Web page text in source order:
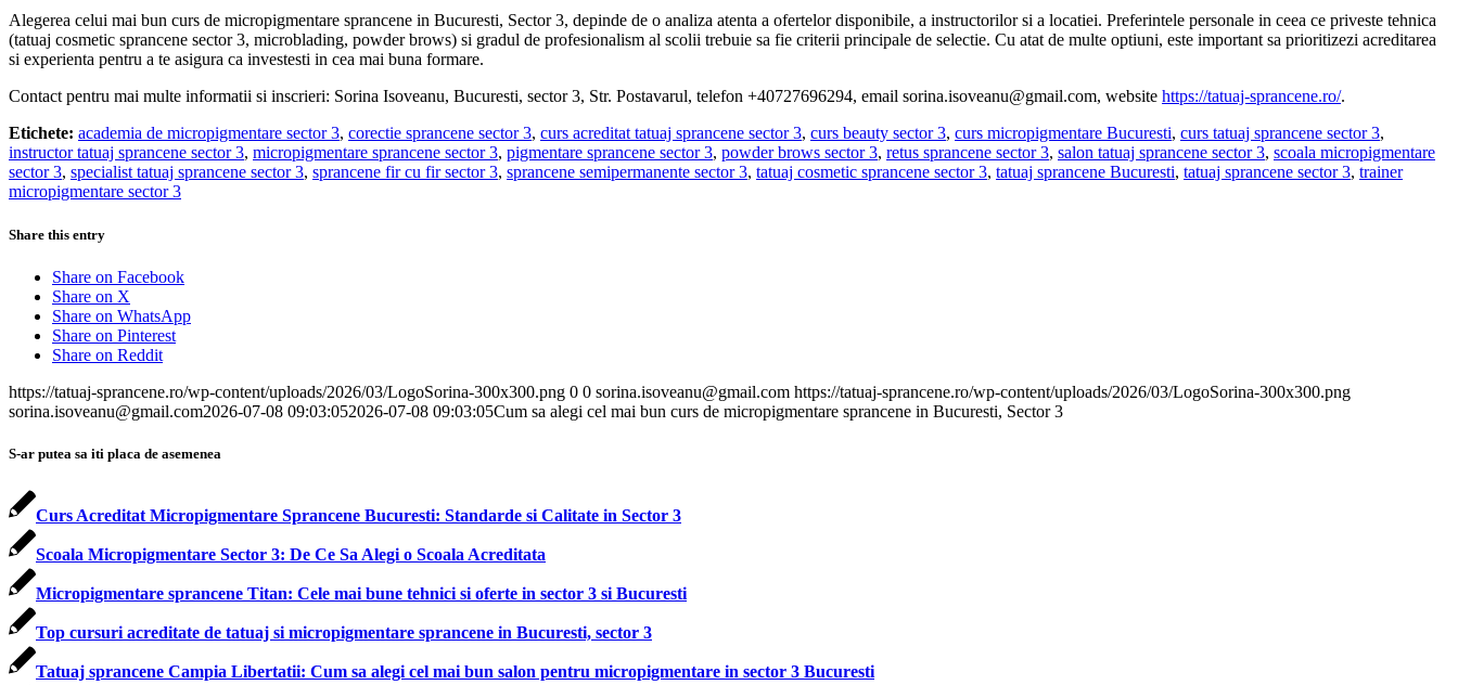
Alegerea celui mai bun curs de micropigmentare sprancene in Bucuresti, Sector 3, depinde de o analiza atenta a ofertelor disponibile, a instructorilor si a locatiei. Preferintele personale in ceea ce priveste tehnica
(tatuaj cosmetic sprancene sector 3, microblading, powder brows) si gradul de profesionalism al scolii trebuie sa fie criterii principale de selectie. Cu atat de multe optiuni, este important sa prioritizezi acreditarea
si experienta pentru a te asigura ca investesti in cea mai buna formare.
Contact pentru mai multe informatii si inscrieri: Sorina Isoveanu, Bucuresti, sector 3, Str. Postavarul, telefon +40727696294, email sorina.isoveanu@gmail.com, website https://tatuaj-sprancene.ro/.
Etichete: academia de micropigmentare sector 3, corectie sprancene sector 3, curs acreditat tatuaj sprancene sector 3, curs beauty sector 3, curs micropigmentare Bucuresti, curs tatuaj sprancene sector 3,
instructor tatuaj sprancene sector 3, micropigmentare sprancene sector 3, pigmentare sprancene sector 3, powder brows sector 3, retus sprancene sector 3, salon tatuaj sprancene sector 3, scoala micropigmentare
sector 3, specialist tatuaj sprancene sector 3, sprancene fir cu fir sector 3, sprancene semipermanente sector 3, tatuaj cosmetic sprancene sector 3, tatuaj sprancene Bucuresti, tatuaj sprancene sector 3, trainer
micropigmentare sector 3
Share this entry
Share on Facebook
Share on X
Share on WhatsApp
Share on Pinterest
Share on Reddit
https://tatuaj-sprancene.ro/wp-content/uploads/2026/03/LogoSorina-300x300.png 0 0 sorina.isoveanu@gmail.com https://tatuaj-sprancene.ro/wp-content/uploads/2026/03/LogoSorina-300x300.png
sorina.isoveanu@gmail.com2026-07-08 09:03:052026-07-08 09:03:05Cum sa alegi cel mai bun curs de micropigmentare sprancene in Bucuresti, Sector 3
S-ar putea sa iti placa de asemenea
Curs Acreditat Micropigmentare Sprancene Bucuresti: Standarde si Calitate in Sector 3
Scoala Micropigmentare Sector 3: De Ce Sa Alegi o Scoala Acreditata
Micropigmentare sprancene Titan: Cele mai bune tehnici si oferte in sector 3 si Bucuresti
Top cursuri acreditate de tatuaj si micropigmentare sprancene in Bucuresti, sector 3
Tatuaj sprancene Campia Libertatii: Cum sa alegi cel mai bun salon pentru micropigmentare in sector 3 Bucuresti